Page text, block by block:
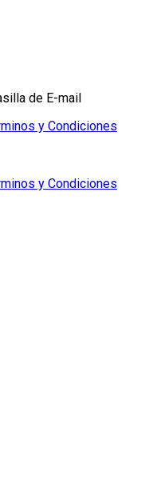
de E-mail
y Condiciones
y Condiciones